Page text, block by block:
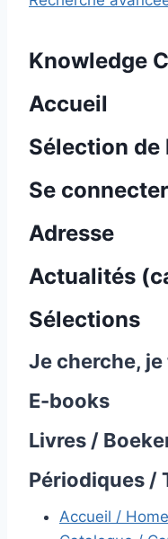
Knowledge
Accueil
Sélection de
Se connecter
Adresse
Actualités
Sélections
Je cherche,
E-books
Livres /
Périodiques /
Accueil / Home